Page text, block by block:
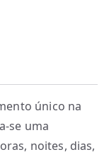
único na
se uma
noites, dias,